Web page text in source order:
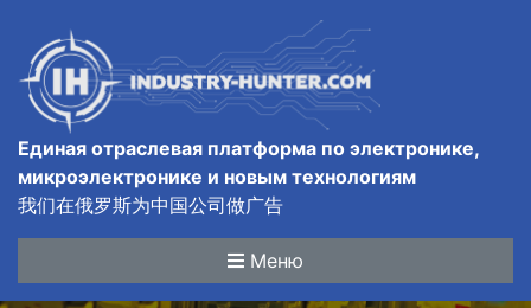
Единая отраслевая платформа по электронике,
микроэлектронике и новым технологиям
我们在俄罗斯为中国公司做广告
Меню